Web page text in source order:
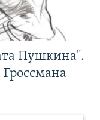
Пушкина".